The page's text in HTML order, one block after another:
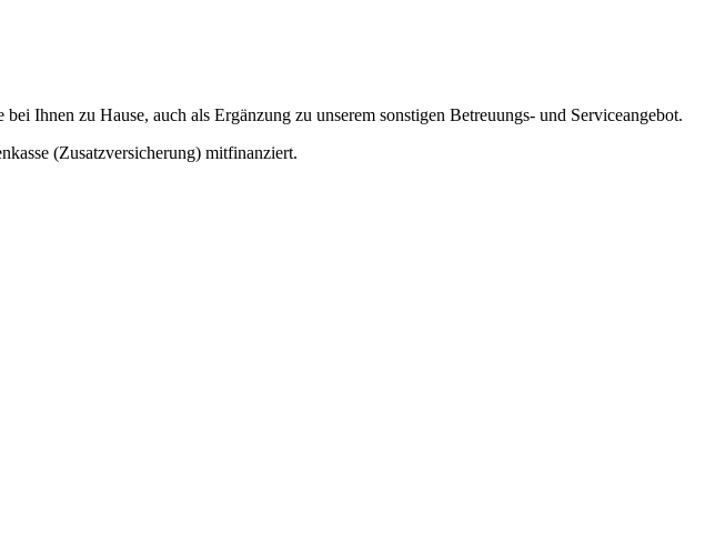
Ihnen zu Hause, auch als Ergänzung zu unserem sonstigen Betreuungs- und Serviceangebot.
(Zusatzversicherung) mitfinanziert.